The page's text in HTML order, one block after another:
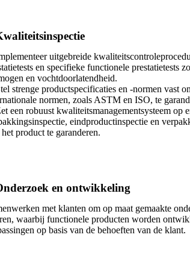
uitgebreide
en specifieke functionele prestatietests
en vochtdoorlatendheid.
strenge productspecificaties en -normen vast
normen, zoals ASTM en ISO, te
een robuust kwaliteitsmanagementsysteem op
eindproductinspectie en
product te garanderen.
en ontwikkeling
met klanten om op maat gemaakte
waarbij functionele producten worden
op basis van de behoeften van de klant.